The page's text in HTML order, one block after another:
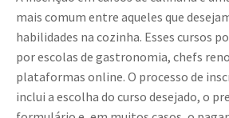
mais comum entre aqueles que
habilidades na cozinha. Esses cursos
por escolas de gastronomia, chefs
plataformas online. O processo de
inclui a escolha do curso desejado, o